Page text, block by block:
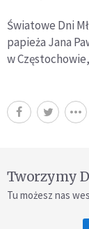
Światowe Dni
papieża Jana
w
Tworzymy
Tu możesz nas